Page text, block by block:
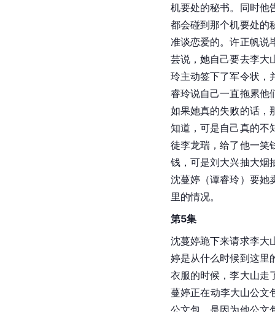
机要处的秘书。同时他
都会碰到那个机要处的
准谈恋爱的。许正帆说
芸说，她自己要去李大
玲主动签下了军令状，
睿玲说自己一直拖累他
如果她真的失败的话，
知道，可是自己真的不
徒李龙瑞，给了他一笑
钱，可是刘大兴抽大烟
沈蔓婷（谭睿玲）要她
里的情况。
第5集
沈蔓婷跪下来请求李大
婷是从什么时候到这里
衣服的时候，李大山走
蔓婷正在动李大山公文
公文包，是因为他公文